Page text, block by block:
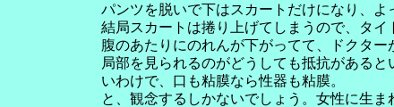
パンツを脱いで下はスカートだけになり、よ
結局スカートは捲り上げてしまうので、タイ
腹のあたりにのれんが下がってて、ドクター
局部を見られるのがどうしても抵抗がある
いわけで、口も粘膜なら性器も粘膜。
と、観念するしかないでしょう。女性に生ま